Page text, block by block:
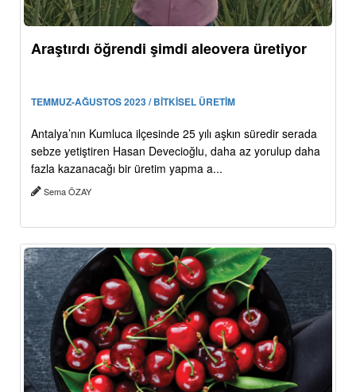
Araştırdı öğrendi şimdi aleovera üretiyor
TEMMUZ-AĞUSTOS 2023 / BİTKİSEL ÜRETİM
Antalya’nın Kumluca ilçesinde 25 yılı aşkın süredir serada
sebze yetiştiren Hasan Devecioğlu, daha az yorulup daha
fazla kazanacağı bir üretim yapma a...
Sema ÖZAY